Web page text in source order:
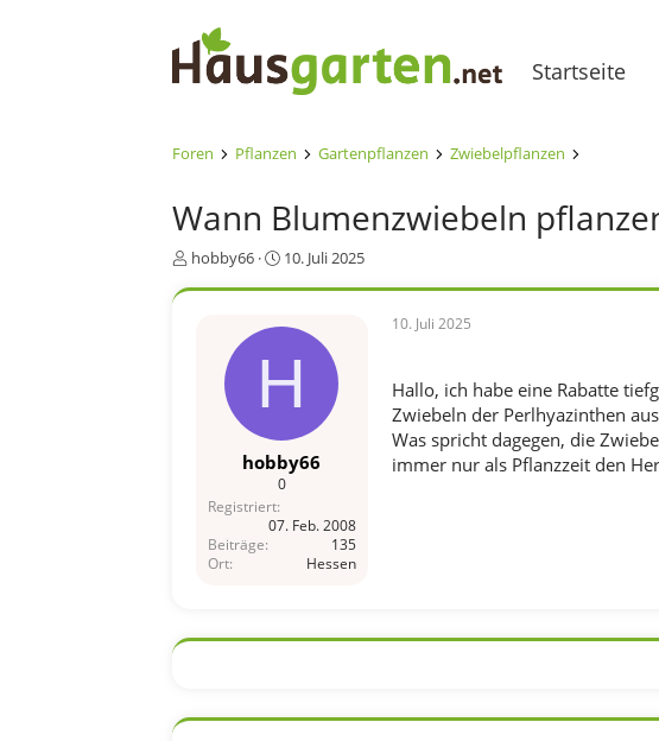
Startseite
Foren Pflanzen Gartenpflanzen Zwiebelpflanzen
Wann Blumenzwiebeln
E
hobby66
E
l
10. Juli 2025
H
hobby66
0
Registriert
07. Feb. 2008
Beiträge
135
Ort
Hessen
10. Juli 2025
Hallo, ich habe eine Rabatte
Zwiebeln der Perlhyazinthen
Was spricht dagegen, die
immer nur als Pflanzzeit den